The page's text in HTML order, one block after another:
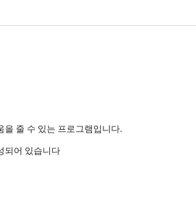
줄 수 있는 프로그램입니다.
되어 있습니다